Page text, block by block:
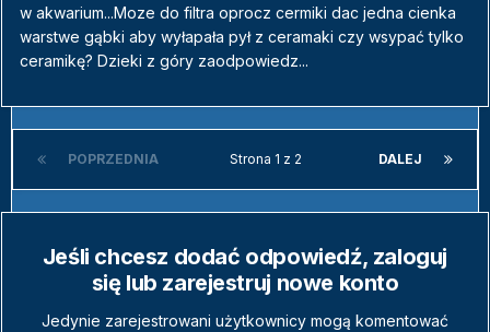
w akwarium...Moze do filtra oprocz cermiki dac jedna cienka
warstwe gąbki aby wyłapała pył z ceramaki czy wsypać tylko
ceramikę? Dzieki z góry zaodpowiedz...
POPRZEDNIA DALEJ
Strona 1 z 2
Jeśli chcesz dodać odpowiedź, zaloguj
się lub zarejestruj nowe konto
Jedynie zarejestrowani użytkownicy mogą komentować